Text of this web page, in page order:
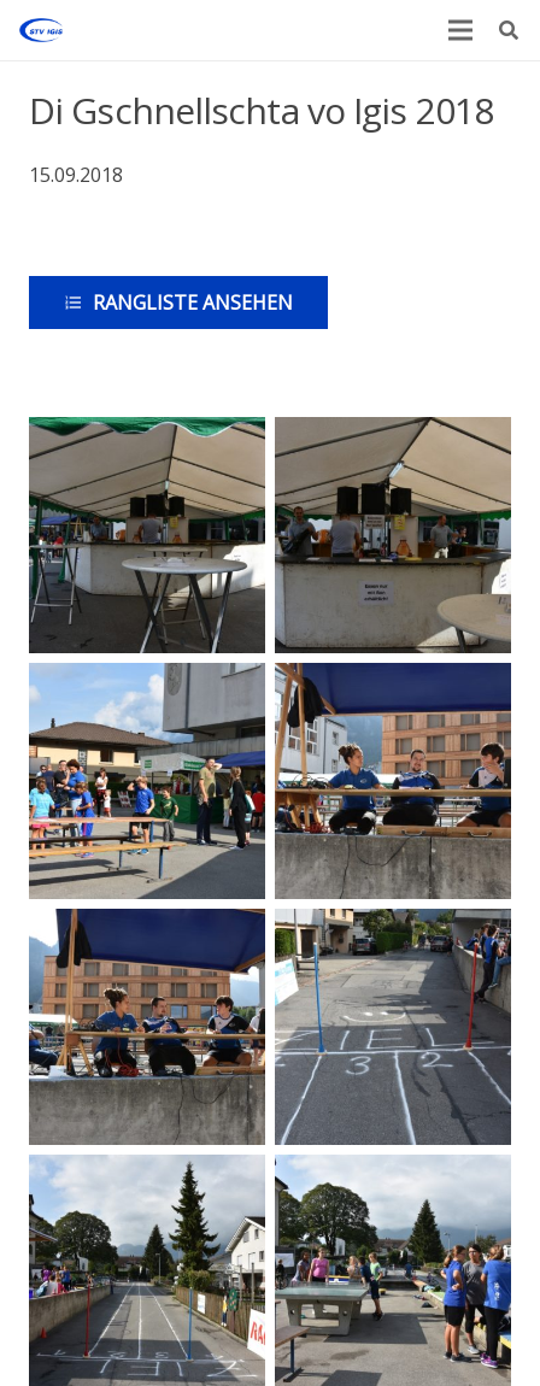
Di Gschnellschta vo Igis 2018
15.09.2018
format_list_numbered RANGLISTE ANSEHEN